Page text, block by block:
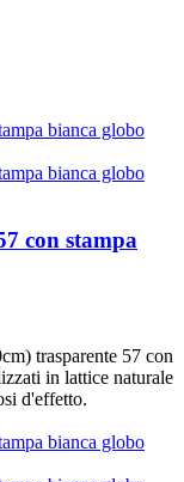
con stampa
trasparente 57 con
in lattice naturale
d'effetto.